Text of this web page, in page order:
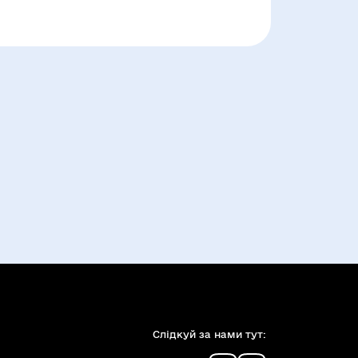
Слiдкуй за нами тут: